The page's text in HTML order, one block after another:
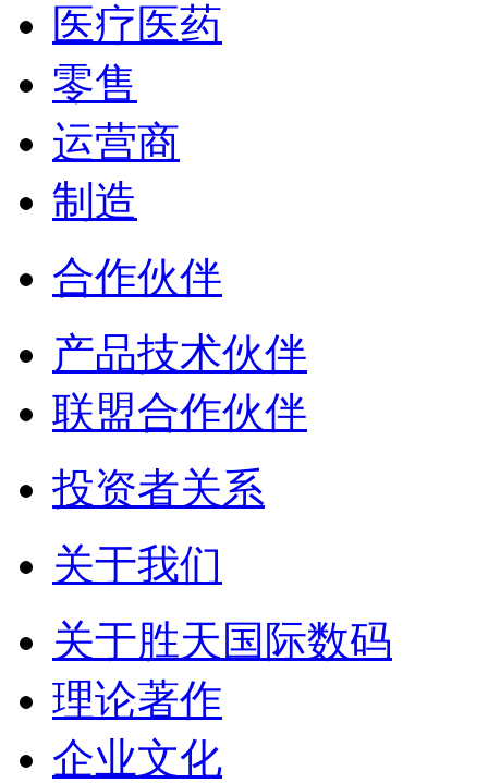
医疗医药
零售
运营商
制造
合作伙伴
产品技术伙伴
联盟合作伙伴
投资者关系
关于我们
关于胜天国际数码
理论著作
企业文化